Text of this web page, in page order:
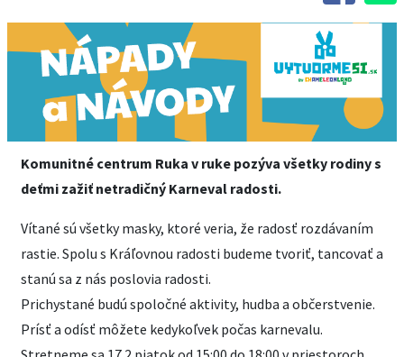
Komunitné centrum Ruka v ruke pozýva všetky rodiny s
deťmi zažiť netradičný Karneval radosti.
Vítané sú všetky masky, ktoré veria, že radosť rozdávaním
rastie. Spolu s Kráľovnou radosti budeme tvoriť, tancovať a
stanú sa z nás poslovia radosti.
Prichystané budú spoločné aktivity, hudba a občerstvenie.
Prísť a odísť môžete kedykoľvek počas karnevalu.